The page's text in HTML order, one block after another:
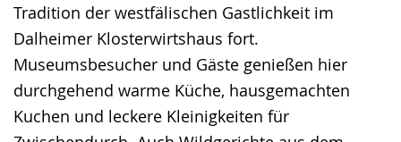
Tradition der westfälischen Gastlichkeit im
Dalheimer Klosterwirtshaus fort.
Museumsbesucher und Gäste genießen hier
durchgehend warme Küche, hausgemachten
Kuchen und leckere Kleinigkeiten für